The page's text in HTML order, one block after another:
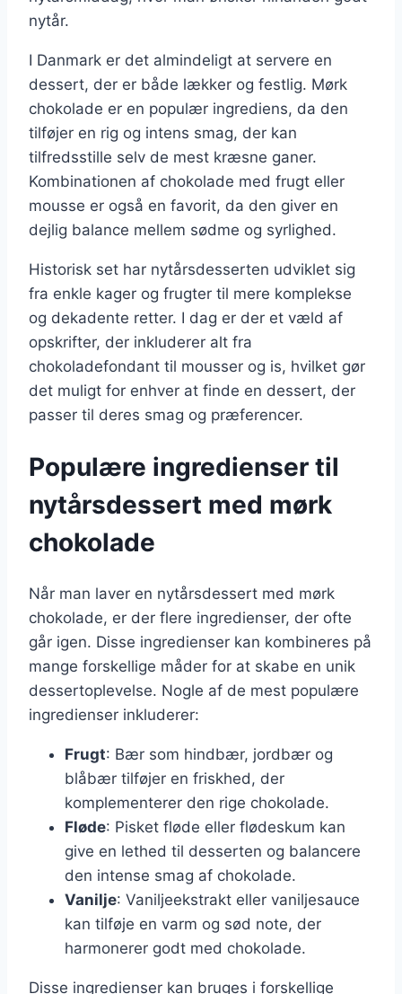
nytår.
I Danmark er det almindeligt at servere en
dessert, der er både lækker og festlig. Mørk
chokolade er en populær ingrediens, da den
tilføjer en rig og intens smag, der kan
tilfredsstille selv de mest kræsne ganer.
Kombinationen af chokolade med frugt eller
mousse er også en favorit, da den giver en
dejlig balance mellem sødme og syrlighed.
Historisk set har nytårsdesserten udviklet sig
fra enkle kager og frugter til mere komplekse
og dekadente retter. I dag er der et væld af
opskrifter, der inkluderer alt fra
chokoladefondant til mousser og is, hvilket gør
det muligt for enhver at finde en dessert, der
passer til deres smag og præferencer.
Populære ingredienser til
nytårsdessert med mørk
chokolade
Når man laver en nytårsdessert med mørk
chokolade, er der flere ingredienser, der ofte
går igen. Disse ingredienser kan kombineres på
mange forskellige måder for at skabe en unik
dessertoplevelse. Nogle af de mest populære
ingredienser inkluderer:
Frugt: Bær som hindbær, jordbær og
blåbær tilføjer en friskhed, der
komplementerer den rige chokolade.
Fløde: Pisket fløde eller flødeskum kan
give en lethed til desserten og balancere
den intense smag af chokolade.
Vanilje: Vaniljeekstrakt eller vaniljesauce
kan tilføje en varm og sød note, der
harmonerer godt med chokolade.
Disse ingredienser kan bruges i forskellige